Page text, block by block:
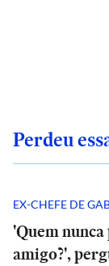
Perdeu
EX-CHEFE DE
'Quem
amigo?',